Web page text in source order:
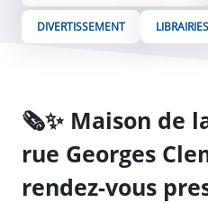
DIVERTISSEMENT LIBRAIRIES
🗞️✨ Maison de
rue Georges
rendez-vous